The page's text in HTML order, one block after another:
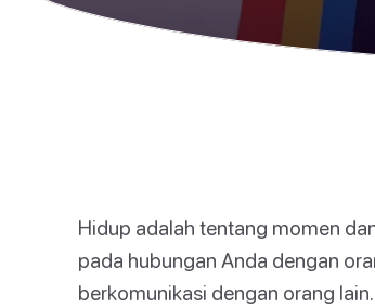
Hidup adalah tentang momen
pada hubungan Anda dengan
berkomunikasi dengan orang lain.